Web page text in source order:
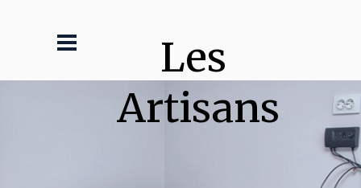
Les
Artisans